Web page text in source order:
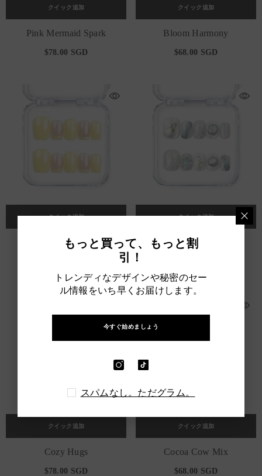
クイック追加
Pink Mermaid Spark
$78.00 SGD
クイック追加
Bloom Harmony
$68.00 SGD
クイック追加
Lemon Zest
クイック追加
Opal Whisper
クイック追加
Cozy Hugs
$78.00 SGD
クイック追加
Cocoa Cow Mix
$68.00 SGD
もっと買って、もっと割
引！
トレンディなデザインや秘密のセー
ル情報をいち早くお届けします。
今すぐ始めましょう
スパムなし。ただグラム。